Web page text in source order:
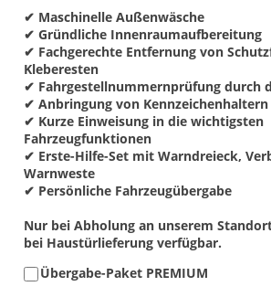
✔ Maschinelle Außenwäsche
✔ Gründliche Innenraumaufbereitung
✔ Fachgerechte Entfernung von
Kleberesten
✔ Fahrgestellnummernprüfung durch
✔ Anbringung von Kennzeichenhaltern
✔ Kurze Einweisung in die wichtigsten
Fahrzeugfunktionen
✔ Erste-Hilfe-Set mit Warndreieck,
Warnweste
✔ Persönliche Fahrzeugübergabe
Nur bei Abholung an unserem
bei Haustürlieferung verfügbar.
Übergabe-Paket PREMIUM